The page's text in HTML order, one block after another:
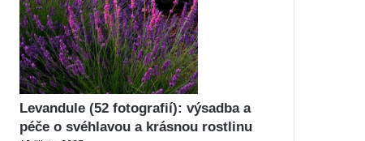
Levandule (52 fotografií): výsadba a
péče o svéhlavou a krásnou rostlinu